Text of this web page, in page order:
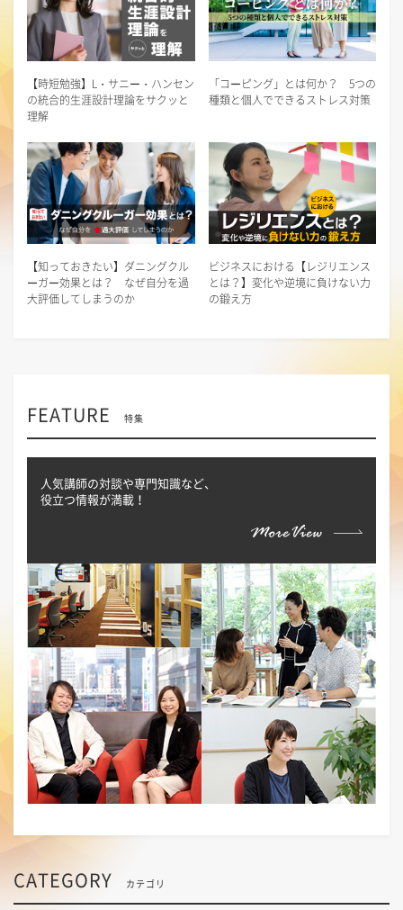
【時短勉強】L・サニー・ハンセン
の統合的生涯設計理論をサクッと
理解
「コーピング」とは何か？ 5つの
種類と個人でできるストレス対策
【知っておきたい】ダニングクル
ーガー効果とは？ なぜ自分を過
大評価してしまうのか
ビジネスにおける【レジリエンス
とは？】変化や逆境に負けない力
の鍛え方
FEATURE 特集
人気講師の対談や専門知識など、
役立つ情報が満載！
CATEGORY カテゴリ